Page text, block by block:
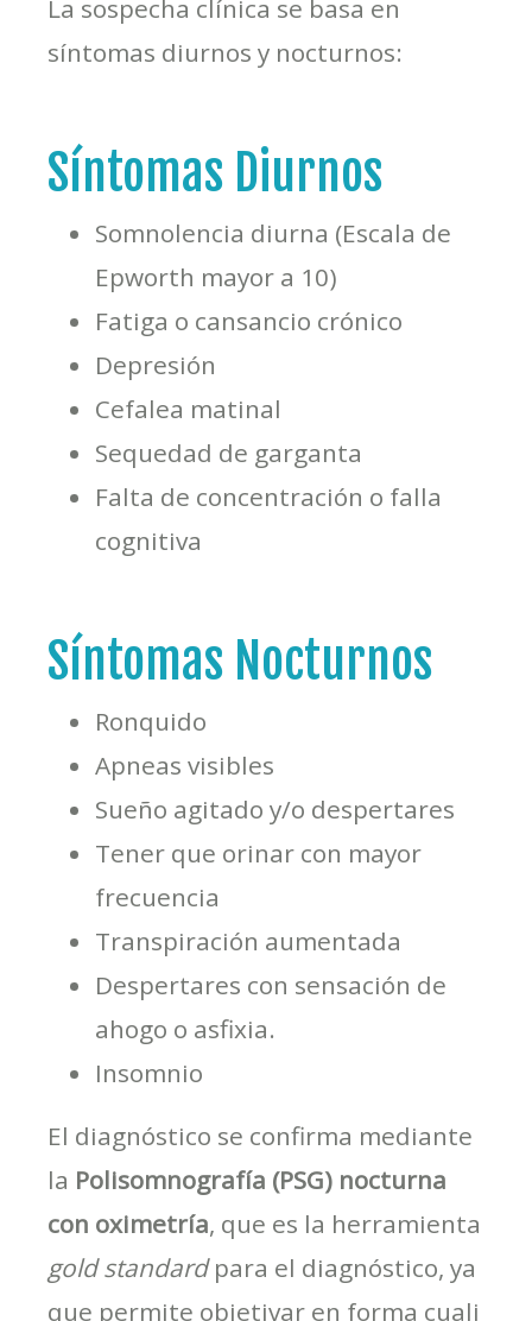
La sospecha clínica se basa en
síntomas diurnos y nocturnos:
Síntomas Diurnos
Somnolencia diurna (Escala de
Epworth mayor a 10)
Fatiga o cansancio crónico
Depresión
Cefalea matinal
Sequedad de garganta
Falta de concentración o falla
cognitiva
Síntomas Nocturnos
Ronquido
Apneas visibles
Sueño agitado y/o despertares
Tener que orinar con mayor
frecuencia
Transpiración aumentada
Despertares con sensación de
ahogo o asfixia.
Insomnio
El diagnóstico se confirma mediante
la Polisomnografía (PSG) nocturna
con oximetría, que es la herramienta
gold standardpara el diagnóstico, ya
que permite objetivar en forma cuali